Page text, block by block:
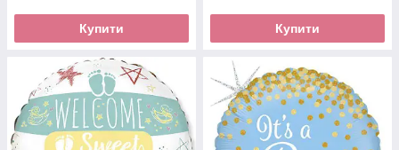
Купити Купити